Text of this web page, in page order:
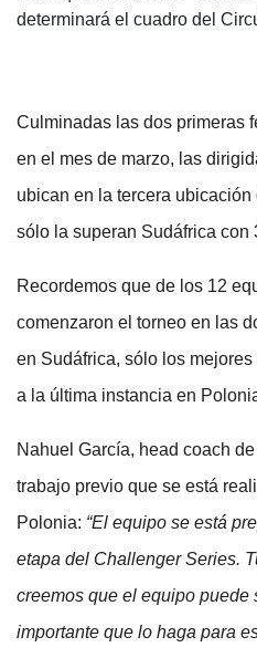
determinará el cuadro del
Culminadas las dos primeras
en el mes de marzo, las
ubican en la tercera
sólo la superan Sudáfrica con
Recordemos que de los 12
comenzaron el torneo en las
en Sudáfrica, sólo los
a la última instancia en
Nahuel García, head coach
trabajo previo que se está
Polonia: “El equipo se está
etapa del Challenger Series.
creemos que el equipo puede
importante que lo haga para